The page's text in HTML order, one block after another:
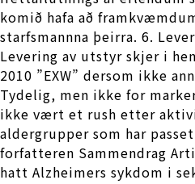
komið hafa að
starfsmannna þeirra. 6.
Levering av utstyr skjer i
2010 ”EXW” dersom ikke
Tydelig, men ikke for
ikke vært et rush etter
aldergrupper som har
forfatteren Sammendrag
hatt Alzheimers sykdom i